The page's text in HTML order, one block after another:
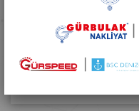
BİSİKLET